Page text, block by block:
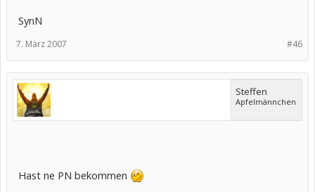
SynN
#46
7. März 2007
Steffen
Apfelmännchen
Hast ne PN bekommen